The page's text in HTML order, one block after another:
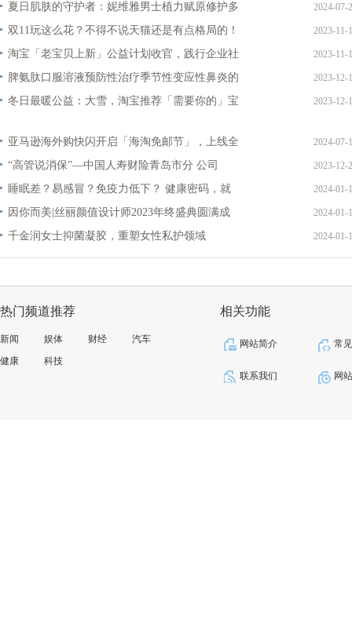
夏日肌肤的守护者：妮维雅男士植力赋原修护多 2024-07-
双11玩这么花？不得不说天猫还是有点格局的！ 2023-11-
淘宝「老宝贝上新」公益计划收官，践行企业社 2023-11-
脾氨肽口服溶液预防性治疗季节性变应性鼻炎的 2023-12-
冬日最暖公益：大雪，淘宝推荐「需要你的」宝 2023-12-
亚马逊海外购快闪开启「海淘免邮节」，上线全 2024-07-
“高管说消保”—中国人寿财险青岛市分 公司 2023-12-
睡眠差？易感冒？免疫力低下？ 健康密码，就 2024-01-
因你而美|丝丽颜值设计师2023年终盛典圆满成 2024-01-
千金润女士抑菌凝胶，重塑女性私护领域 2024-01-
热门频道推荐
新闻 娱体 财经
汽车
健康
科技
相关功能
网站简介 常
联系我们 网